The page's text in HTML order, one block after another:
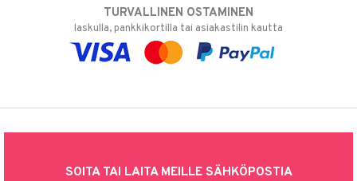
TURVALLINEN OSTAMINEN
laskulla, pankkikortilla tai asiakastilin kautta
SOITA TAI LAITA MEILLE SÄHKÖPOSTIA